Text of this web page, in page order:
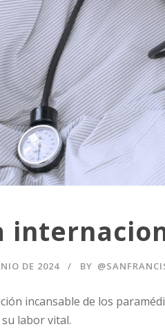
DE 2024 BY
incansable de los
labor vital.